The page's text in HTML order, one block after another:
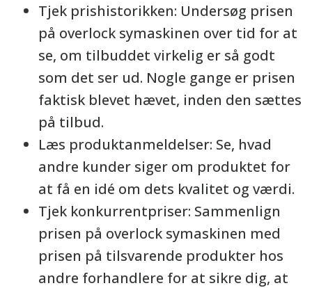
Tjek prishistorikken: Undersøg prisen
på overlock symaskinen over tid for at
se, om tilbuddet virkelig er så godt
som det ser ud. Nogle gange er prisen
faktisk blevet hævet, inden den sættes
på tilbud.
Læs produktanmeldelser: Se, hvad
andre kunder siger om produktet for
at få en idé om dets kvalitet og værdi.
Tjek konkurrentpriser: Sammenlign
prisen på overlock symaskinen med
prisen på tilsvarende produkter hos
andre forhandlere for at sikre dig, at